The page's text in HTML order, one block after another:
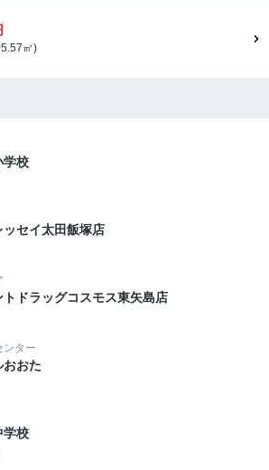
㎡)
学校
セイ太田飯塚店
ドラッグコスモス東矢島店
ンター
おおた
学校